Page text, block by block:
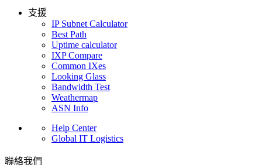
支援
IP Subnet Calculator
Best Path
Uptime calculator
IXP Compare
Common IXes
Looking Glass
Bandwidth Test
Weathermap
ASN Info
Help Center
Global IT Logistics
聯絡我們